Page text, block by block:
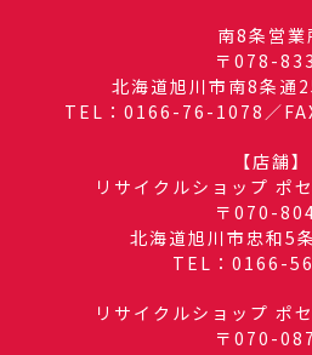
南8条営業
〒078-
北海道旭川市南8条通
TEL：0166-76-1078／
【店舗】
リサイクルショップ ポ
〒070-
北海道旭川市忠和5
TEL：0166-
リサイクルショップ ポ
〒070-